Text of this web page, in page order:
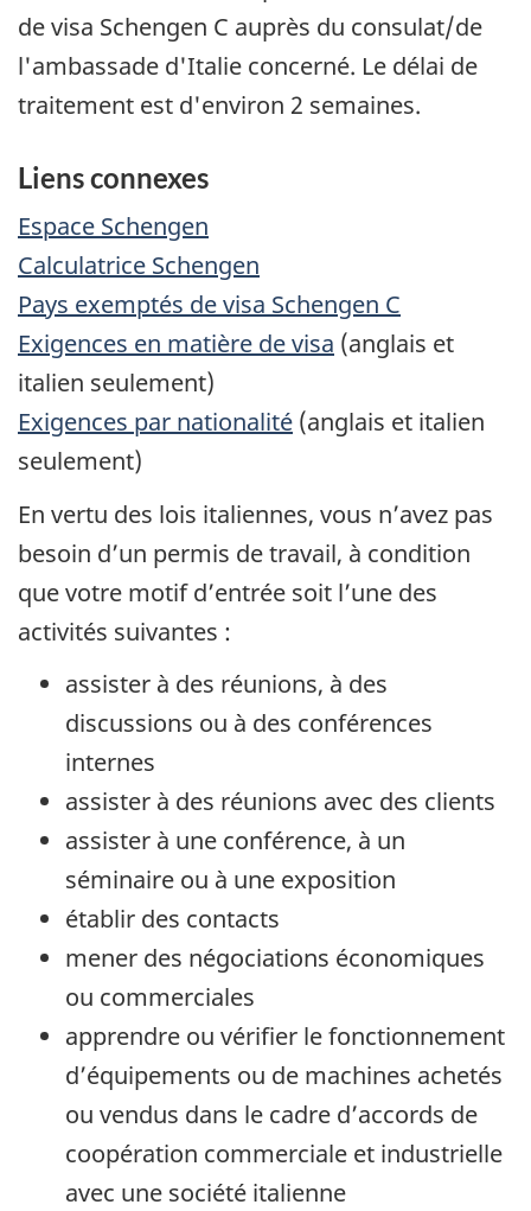
de visa Schengen C auprès du consulat/de
l'ambassade d'Italie concerné. Le délai de
traitement est d'environ 2 semaines.
Liens connexes
Espace Schengen
Calculatrice Schengen
Pays exemptés de visa Schengen C
Exigences en matière de visa (anglais et
italien seulement)
Exigences par nationalité (anglais et italien
seulement)
En vertu des lois italiennes, vous n’avez pas
besoin d’un permis de travail, à condition
que votre motif d’entrée soit l’une des
activités suivantes :
assister à des réunions, à des
discussions ou à des conférences
internes
assister à des réunions avec des clients
assister à une conférence, à un
séminaire ou à une exposition
établir des contacts
mener des négociations économiques
ou commerciales
apprendre ou vérifier le fonctionnement
d’équipements ou de machines achetés
ou vendus dans le cadre d’accords de
coopération commerciale et industrielle
avec une société italienne